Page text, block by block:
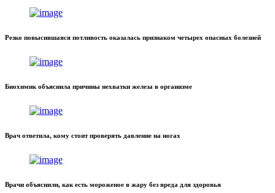
Резко повысившаяся потливость оказалась признаком четырех опасных болезней
Биохимик объяснила причины нехватки железа в организме
Врач ответила, кому стоит проверять давление на ногах
Врачи объяснили, как есть мороженое в жару без вреда для здоровья